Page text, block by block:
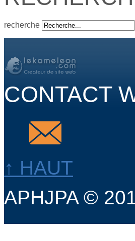
recherche
CONTACT
↑ HAUT
APHJPA ©